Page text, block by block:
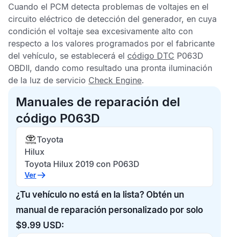
Cuando el PCM detecta problemas de voltajes en el
circuito eléctrico de detección del generador, en cuya
condición el voltaje sea excesivamente alto con
respecto a los valores programados por el fabricante
del vehículo, se establecerá el código DTC P063D
OBDII, dando como resultado una pronta iluminación
de la luz de servicio Check Engine.
Manuales de reparación del
código P063D
Toyota
Hilux
Toyota Hilux 2019 con P063D
Ver
¿Tu vehículo no está en la lista? Obtén un
manual de reparación personalizado por solo
$9.99 USD: